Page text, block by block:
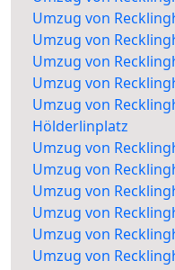
Umzug von
Umzug von
Umzug von
Umzug von
Umzug von
Hölderlinplatz
Umzug von
Umzug von
Umzug von
Umzug von
Umzug von
Umzug von